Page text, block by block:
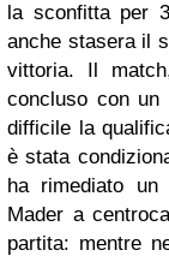
la sconfitta per
anche stasera il
vittoria. Il
concluso con un
difficile la
è stata
ha rimediato un
Mader a
partita: mentre